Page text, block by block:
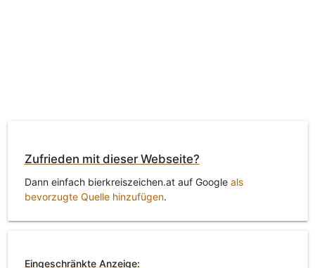
Zufrieden mit dieser Webseite?
Dann einfach bierkreiszeichen.at auf Google als
bevorzugte Quelle hinzufügen.
Eingeschränkte Anzeige: